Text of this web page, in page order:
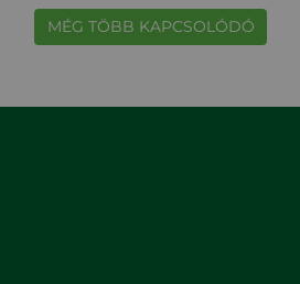
MÉG TÖBB KAPCSOLÓDÓ